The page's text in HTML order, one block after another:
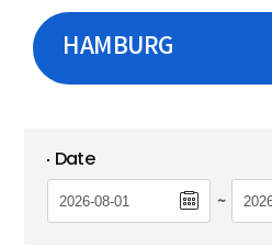
HAMBURG
Date
~